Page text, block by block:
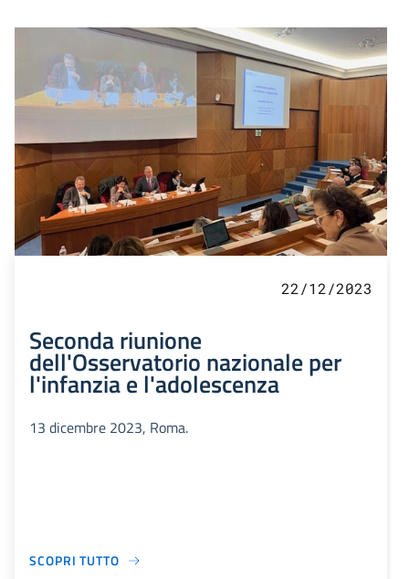
22/12/2023
Seconda riunione
dell'Osservatorio nazionale per
l'infanzia e l'adolescenza
13 dicembre 2023, Roma.
SCOPRI TUTTO